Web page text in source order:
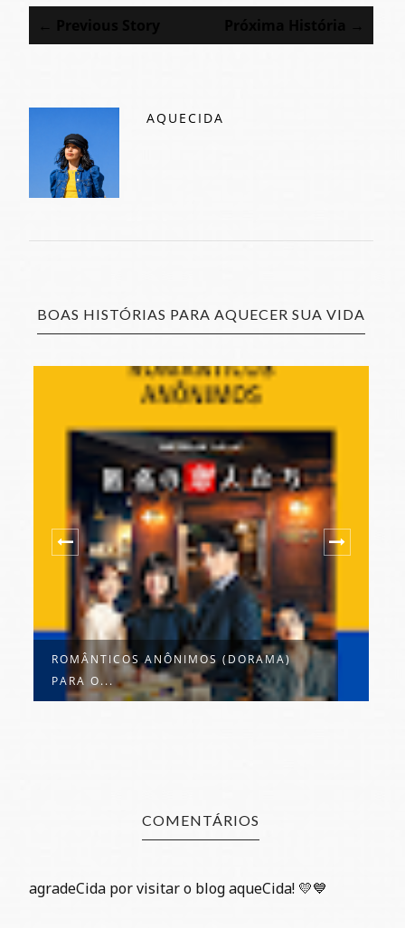
AQUECIDA
BOAS HISTÓRIAS PARA AQUECER SUA VIDA
SOUL MATE (ALMA GÊMEA) UMA SÉRIE
QU...
COMENTÁRIOS
agradeCida por visitar o blog aqueCida! 💛💙